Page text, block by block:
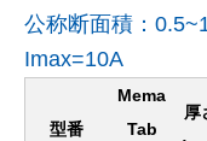
公称断面積：
Imax=10A
型番
Mema
Tab
厚